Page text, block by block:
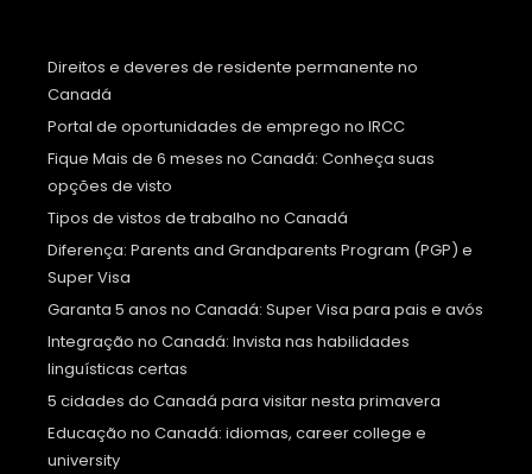
Direitos e deveres de residente permanente no
Canadá
Portal de oportunidades de emprego no IRCC
Fique Mais de 6 meses no Canadá: Conheça suas
opções de visto
Tipos de vistos de trabalho no Canadá
Diferença: Parents and Grandparents Program (PGP) e
Super Visa
Garanta 5 anos no Canadá: Super Visa para pais e avós
Integração no Canadá: Invista nas habilidades
linguísticas certas
5 cidades do Canadá para visitar nesta primavera
Educação no Canadá: idiomas, career college e
university